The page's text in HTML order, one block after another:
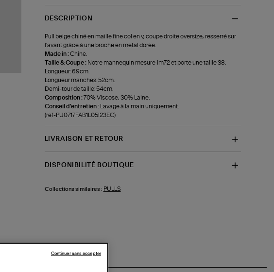
DESCRIPTION
Pull beige chiné en maille fine col en v, coupe droite oversize, resserré sur
l'avant grâce à une broche en métal dorée.
Made in :Chine.
Taille & Coupe : Notre mannequin mesure 1m72 et porte une taille 38.
Longueur: 69cm.
Longueur manches: 52cm.
Demi-tour de taille: 54cm.
Composition :70% Viscose, 30% Laine.
Conseil d'entretien :
Lavage à la main uniquement.
(ref-PU0717FAB1L05I23EC)
LIVRAISON ET RETOUR
DISPONIBILITÉ BOUTIQUE
Collections similaires : PULLS
Continuer sans accepter